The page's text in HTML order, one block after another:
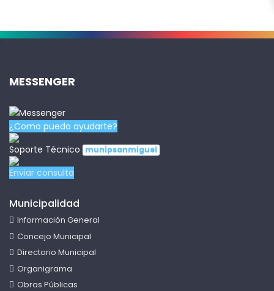
.
MESSENGER
¿Como puedo ayudarte?
Soporte Técnico
munipsanmiguel
Enviar consulta
Municipalidad
Información General
Concejo Municipal
Directorio Municipal
Organigrama
Obras Públicas